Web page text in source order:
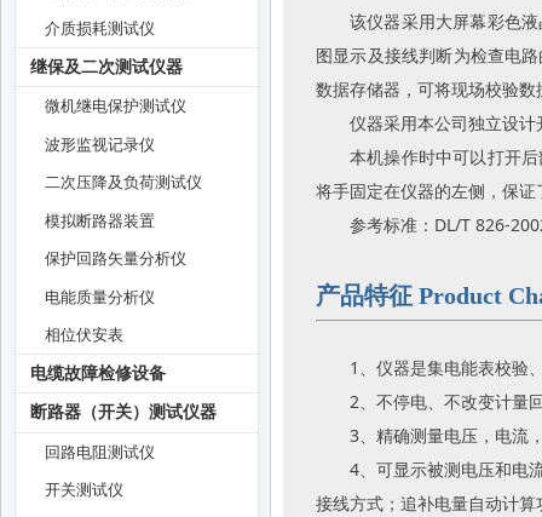
该仪器采用大屏幕彩色
图显示及接线判断为检查电
数据存储器，可将现场校验
仪器采用本公司独立设
本机操作时中可以打开
将手固定在仪器的左侧，保
参考标准：DL/T 826-
产品特征 Product
1、仪器是集电能表校验
2、不停电、不改变计量
3、精确测量电压，电流
4、可显示被测电压和电
接线方式；追补电量自动计
介质损耗测试仪
继保及二次测试仪器
微机继电保护测试仪
波形监视记录仪
二次压降及负荷测试仪
模拟断路器装置
保护回路矢量分析仪
电能质量分析仪
相位伏安表
电缆故障检修设备
断路器（开关）测试仪器
回路电阻测试仪
开关测试仪